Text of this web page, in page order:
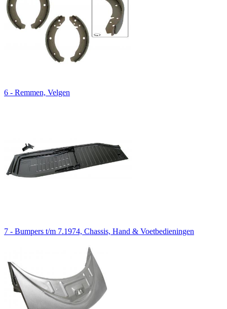
6 - Remmen, Velgen
7 - Bumpers t/m 7.1974, Chassis, Hand & Voetbedieningen